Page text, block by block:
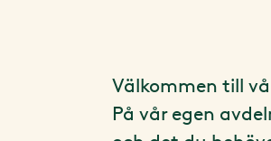
Välkommen till
På vår egen